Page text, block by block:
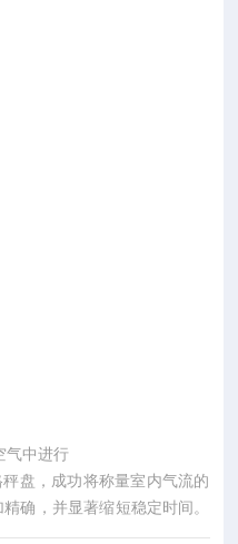
气中进行
盘，成功将称量室内气流的
确，并显著缩短稳定时间。
盘的的附件，可以安全放置